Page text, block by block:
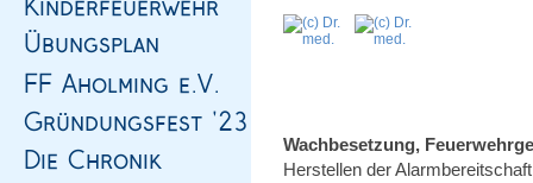
Wachbesetzung,
Herstellen der